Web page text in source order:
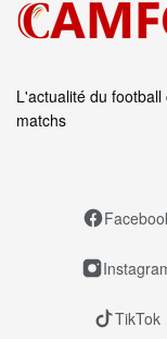
L'actualité du
matchs
TikTok